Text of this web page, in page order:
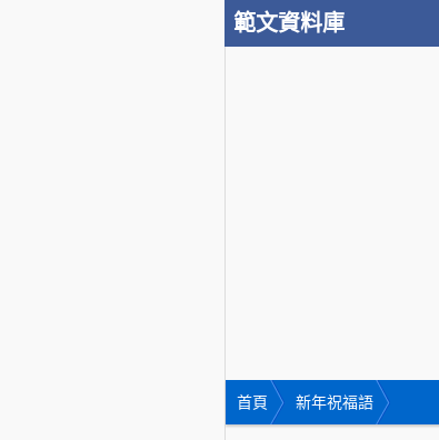
範文資料庫
首頁 新年祝福語